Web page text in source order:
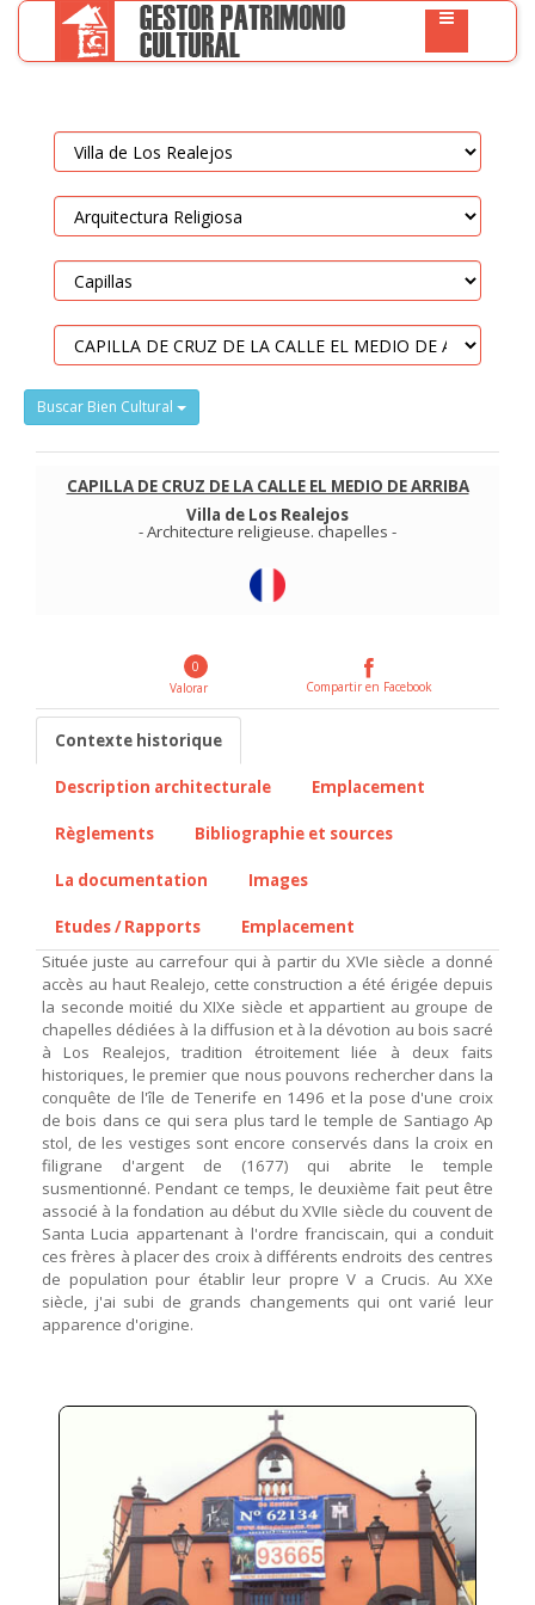
Buscar Bien Cultural
CAPILLA DE CRUZ DE LA CALLE EL MEDIO DE ARRIBA
Villa de Los Realejos
-Architecture religieuse. chapelles -
0
Valorar
Compartir en Facebook
Contexte historique
Description architecturale Emplacement
Règlements Bibliographie et sources
La documentation Images
Etudes / Rapports
Emplacement
Située juste au carrefour qui à partir du XVIe siècle a donné
accès au haut Realejo, cette construction a été érigée depuis
la seconde moitié du XIXe siècle et appartient au groupe de
chapelles dédiées à la diffusion et à la dévotion au bois sacré
à Los Realejos, tradition étroitement liée à deux faits
historiques, le premier que nous pouvons rechercher dans la
conquête de l'île de Tenerife en 1496 et la pose d'une croix
de bois dans ce qui sera plus tard le temple de Santiago Ap
stol, de les vestiges sont encore conservés dans la croix en
filigrane d'argent de (1677) qui abrite le temple
susmentionné. Pendant ce temps, le deuxième fait peut être
associé à la fondation au début du XVIIe siècle du couvent de
Santa Lucia appartenant à l'ordre franciscain, qui a conduit
ces frères à placer des croix à différents endroits des centres
de population pour établir leur propre V a Crucis. Au XXe
siècle, j'ai subi de grands changements qui ont varié leur
apparence d'origine.